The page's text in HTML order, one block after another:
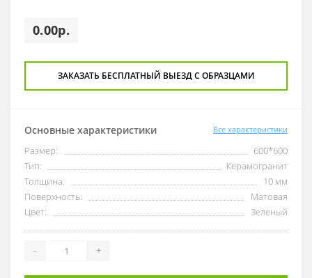
0.00р.
ЗАКАЗАТЬ БЕСПЛАТНЫЙ ВЫЕЗД С ОБРАЗЦАМИ
Основные характеристики Все характеристики
Размер:
600*600
Тип:
Керамогранит
Толщина:
10 мм
Поверхность:
Матовая
Цвет:
Зеленый
- +